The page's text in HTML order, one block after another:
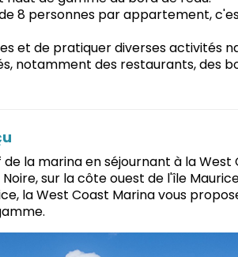
8 personnes par appartement,
et de pratiquer diverses activités
notamment des restaurants, des
la marina en séjournant à la West
sur la côte ouest de l'île
la West Coast Marina vous